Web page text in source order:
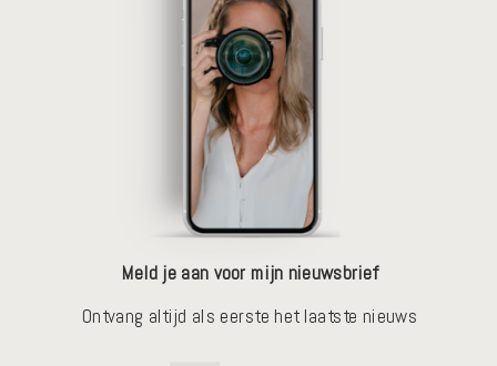
Meld je aan voor mijn nieuwsbrief
Ontvang altijd als eerste het laatste nieuws